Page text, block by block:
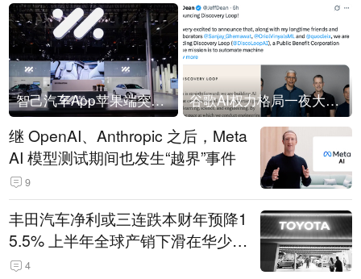
智己汽车App苹果端突然“下架” 谷歌AI权力格局一夜大洗牌
继 OpenAI、Anthropic 之后，Meta
AI 模型测试期间也发生“越界”事件
9
丰田汽车净利或三连跌本财年预降1
5.5% 上半年全球产销下滑在华少卖
14.3万辆
4